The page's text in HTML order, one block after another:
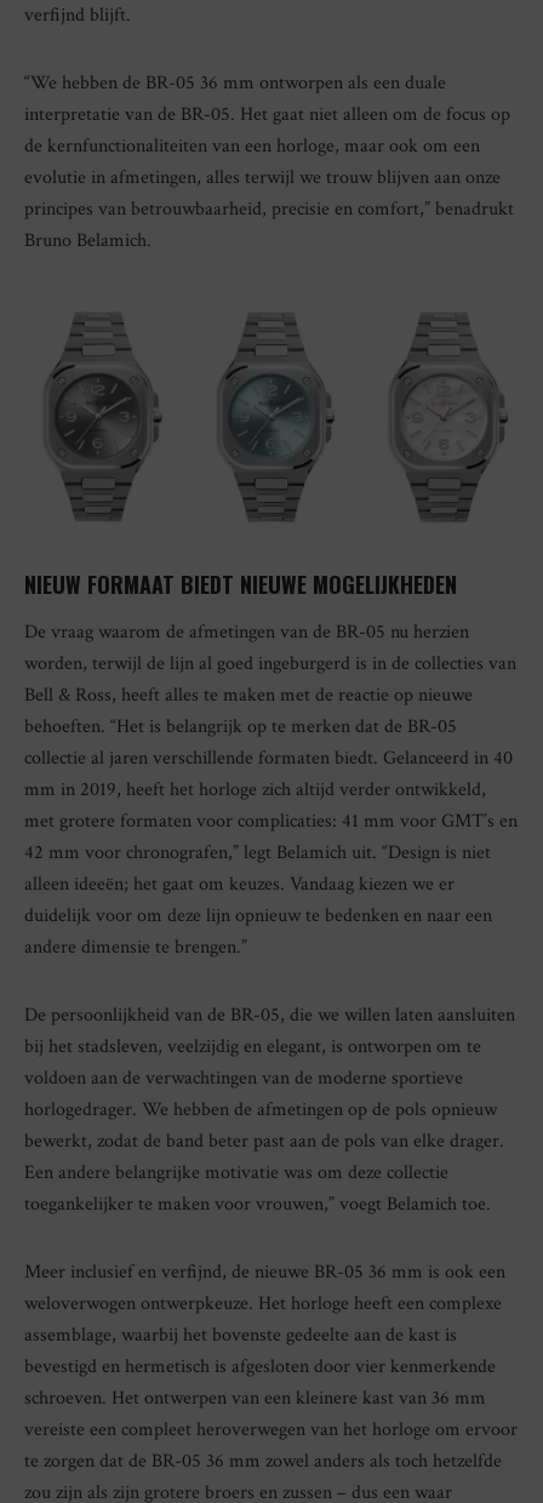
verfijnd blijft.
“We hebben de BR-05 36 mm ontworpen als een duale
interpretatie van de BR-05. Het gaat niet alleen om de focus op
de kernfunctionaliteiten van een horloge, maar ook om een
evolutie in afmetingen, alles terwijl we trouw blijven aan onze
principes van betrouwbaarheid, precisie en comfort,” benadrukt
Bruno Belamich.
NIEUW FORMAAT BIEDT NIEUWE MOGELIJKHEDEN
De vraag waarom de afmetingen van de BR-05 nu herzien
worden, terwijl de lijn al goed ingeburgerd is in de collecties van
Bell & Ross, heeft alles te maken met de reactie op nieuwe
behoeften. “Het is belangrijk op te merken dat de BR-05
collectie al jaren verschillende formaten biedt. Gelanceerd in 40
mm in 2019, heeft het horloge zich altijd verder ontwikkeld,
met grotere formaten voor complicaties: 41 mm voor GMT’s en
42 mm voor chronografen,” legt Belamich uit. “Design is niet
alleen ideeën; het gaat om keuzes. Vandaag kiezen we er
duidelijk voor om deze lijn opnieuw te bedenken en naar een
andere dimensie te brengen.”
De persoonlijkheid van de BR-05, die we willen laten aansluiten
bij het stadsleven, veelzijdig en elegant, is ontworpen om te
voldoen aan de verwachtingen van de moderne sportieve
horlogedrager. We hebben de afmetingen op de pols opnieuw
bewerkt, zodat de band beter past aan de pols van elke drager.
Een andere belangrijke motivatie was om deze collectie
toegankelijker te maken voor vrouwen,” voegt Belamich toe.
Meer inclusief en verfijnd, de nieuwe BR-05 36 mm is ook een
weloverwogen ontwerpkeuze. Het horloge heeft een complexe
assemblage, waarbij het bovenste gedeelte aan de kast is
bevestigd en hermetisch is afgesloten door vier kenmerkende
schroeven. Het ontwerpen van een kleinere kast van 36 mm
vereiste een compleet heroverwegen van het horloge om ervoor
te zorgen dat de BR-05 36 mm zowel anders als toch hetzelfde
zou zijn als zijn grotere broers en zussen – dus een waar